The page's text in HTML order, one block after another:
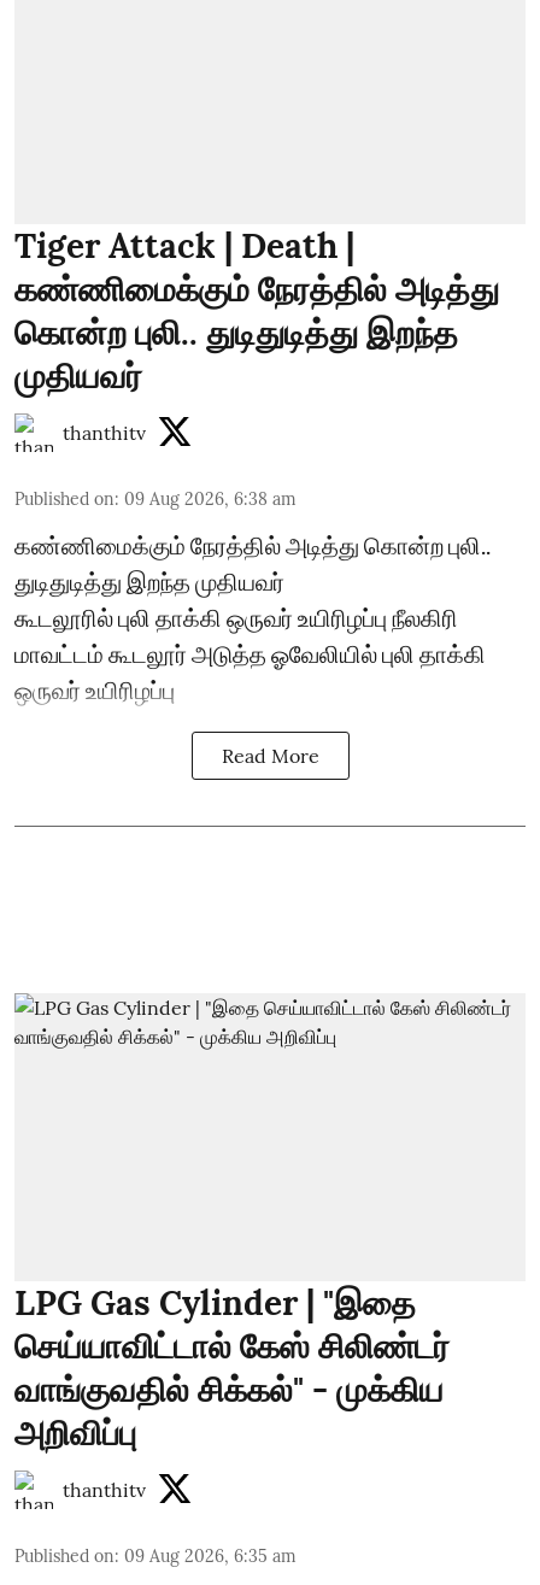
Tiger Attack | Death |
கண்ணிமைக்கும் நேரத்தில் அடித்து
கொன்ற புலி.. துடிதுடித்து இறந்த
முதியவர்
thanthitv
Published on: 09 Aug 2026, 6:38 am
கண்ணிமைக்கும் நேரத்தில் அடித்து கொன்ற புலி..
துடிதுடித்து இறந்த முதியவர்
கூடலூரில் புலி தாக்கி ஒருவர் உயிரிழப்பு நீலகிரி
மாவட்டம் கூடலூர் அடுத்த ஓவேலியில் புலி தாக்கி
ஒருவர் உயிரிழப்பு
Read More
LPG Gas Cylinder | "இதை
செய்யாவிட்டால் கேஸ் சிலிண்டர்
வாங்குவதில் சிக்கல்" - முக்கிய
அறிவிப்பு
thanthitv
Published on: 09 Aug 2026, 6:35 am